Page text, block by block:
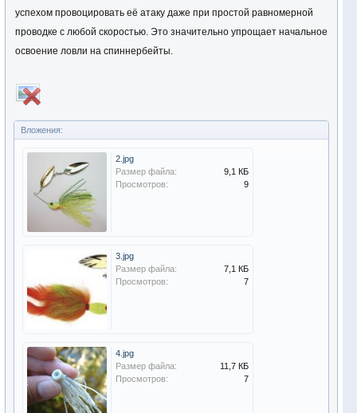
успехом провоцировать её атаку даже при простой равномерной
проводке с любой скоростью. Это значительно упрощает начальное
освоение ловли на спиннербейты.
Вложения:
2.jpg
Размер файла:
9,1 КБ
Просмотров:
9
3.jpg
Размер файла:
7,1 КБ
Просмотров:
7
4.jpg
Размер файла:
11,7 КБ
Просмотров:
7